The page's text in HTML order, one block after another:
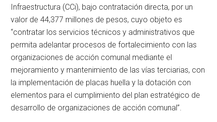
Infraestructura (CCi), bajo contratación directa, por un
valor de 44,377 millones de pesos, cuyo objeto es
“contratar los servicios técnicos y administrativos que
permita adelantar procesos de fortalecimiento con las
organizaciones de acción comunal mediante el
mejoramiento y mantenimiento de las vías terciarias, con
la implementación de placas huella y la dotación con
elementos para el cumplimiento del plan estratégico de
desarrollo de organizaciones de acción comunal”.